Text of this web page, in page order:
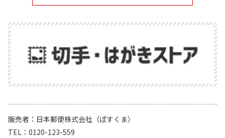
販売者
日本郵便株式会社（ぽすくま）
TEL
0120-123-559